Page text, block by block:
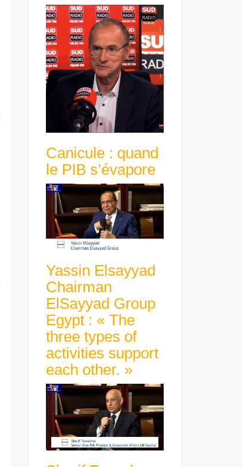
Canicule : quand
le PIB s’évapore
Yassin Elsayyad
Chairman
ElSayyad Group
Egypt : « The
three types of
activities support
each other. »